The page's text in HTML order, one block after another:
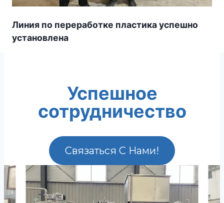
Линия по переработке пластика успешно
установлена
Успешное
сотрудничество
Связаться С Нами!